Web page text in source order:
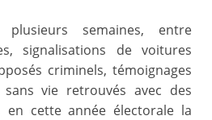
semaines, entre
signalisations de voitures
criminels, témoignages
vie retrouvés avec des
en cette année électorale la